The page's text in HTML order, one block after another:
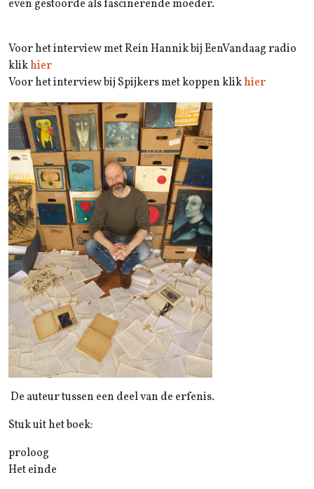
even gestoorde als fascinerende moeder.
Voor het interview met Rein Hannik bij EenVandaag radio
klikhier
Voor het interview bij Spijkers met koppen klikhier
De auteur tussen een deel van de erfenis.
Stuk uit het boek:
proloog
Het einde